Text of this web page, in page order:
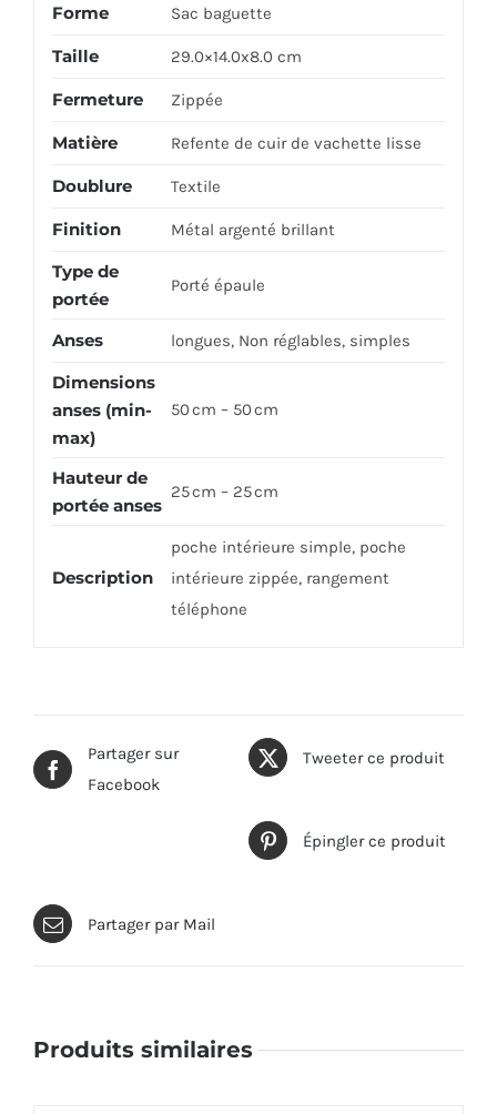
Forme Sac baguette
Taille 29.0×14.0x8.0 cm
Fermeture Zippée
Matière Refente de cuir de vachette lisse
Doublure Textile
Finition Métal argenté brillant
Type de
portée
Porté épaule
Anses longues, Non réglables, simples
Dimensions
anses (min-
max)
50 cm – 50 cm
Hauteur de
portée anses
25 cm – 25 cm
Description
poche intérieure simple, poche
intérieure zippée, rangement
téléphone
Partager sur
Facebook
Tweeter ce produit
Épingler ce produit
Partager par Mail
Produits similaires